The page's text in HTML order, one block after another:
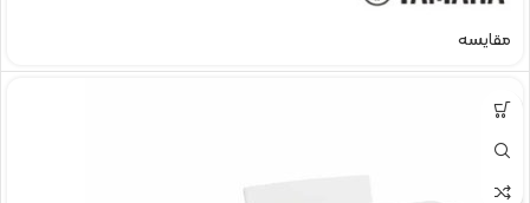
مقایسه